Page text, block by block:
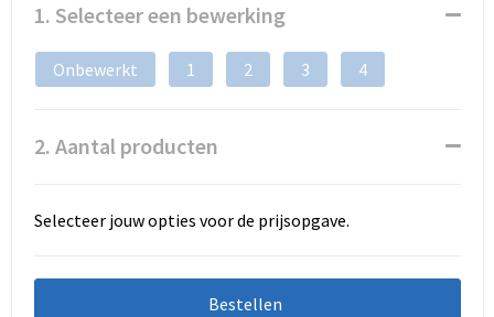
1. Selecteer een bewerking
Onbewerkt 1 2 3 4
2. Aantal producten
Selecteer jouw opties voor de prijsopgave.
Bestellen